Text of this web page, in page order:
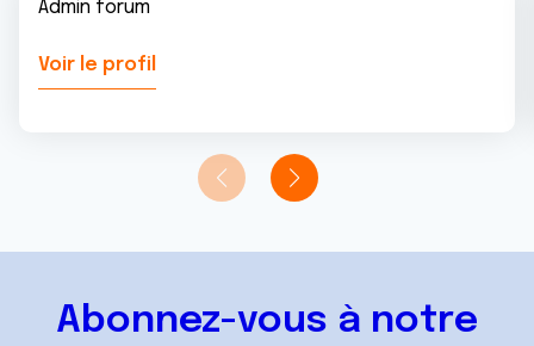
Admin forum
Voir le profil
Abonnez-vous à notre